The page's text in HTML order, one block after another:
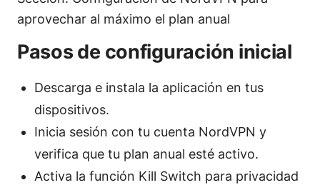
aprovechar al máximo el plan anual
Pasos de configuración inicial
Descarga e instala la aplicación en tus
dispositivos.
Inicia sesión con tu cuenta NordVPN y
verifica que tu plan anual esté activo.
Activa la función Kill Switch para privacidad